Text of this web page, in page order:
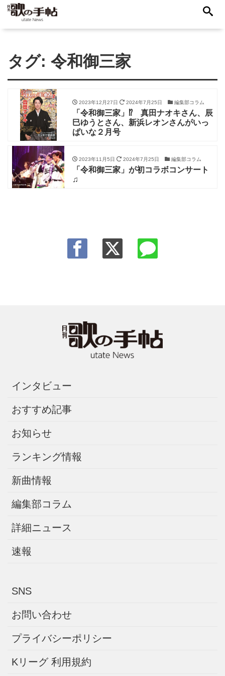
タグ: 令和御三家
2023年12月27日 2024年7月25日 編集部コラム
「令和御三家」⁉ 真田ナオキさん、辰
巳ゆうとさん、新浜レオンさんがいっ
ぱいな２月号
2023年11月5日 2024年7月25日 編集部コラム
「令和御三家」が初コラボコンサート
♫
インタビュー
おすすめ記事
お知らせ
ランキング情報
新曲情報
編集部コラム
詳細ニュース
速報
SNS
お問い合わせ
プライバシーポリシー
Kリーグ 利用規約